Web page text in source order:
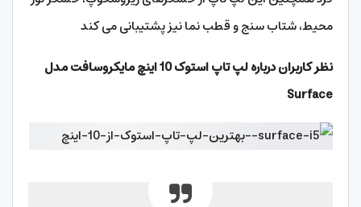
محیط، شتاب سنج و قطب نما نیز پشتیبانی می کند
نظر کاربران درباره لپ تاپ استوک 10 اینچ مایکروسافت مدل
Surface